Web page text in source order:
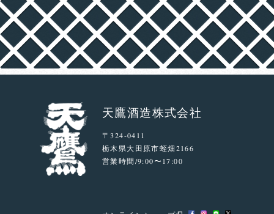
天鷹酒造株式会社
〒324-0411
栃木県大田原市蛭畑2166
営業時間/9:00〜17:00